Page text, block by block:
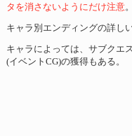
タを消さないようにだけ注意。
キャラ別エンディングの詳し
キャラによっては、サブクエ
(イベントCG)の獲得もある。